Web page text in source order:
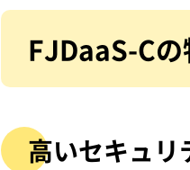
FJDaaS-C
高いセキュリ